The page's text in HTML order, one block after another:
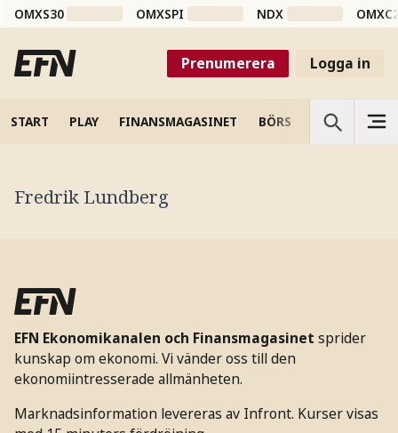
OMXS30 OMXSPI NDX
Prenumerera Logga in
START PLAY FINANSMAGASINET BÖRS VETENSKAP
Fredrik Lundberg
EFN Ekonomikanalen och Finansmagasinet sprider
kunskap om ekonomi. Vi vänder oss till den
ekonomiintresserade allmänheten.
Marknadsinformation levereras av Infront. Kurser visas